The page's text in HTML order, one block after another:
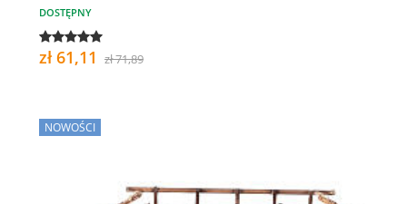
DOSTĘPNY
zł 61,11 zł 71,89
NOWOŚCI